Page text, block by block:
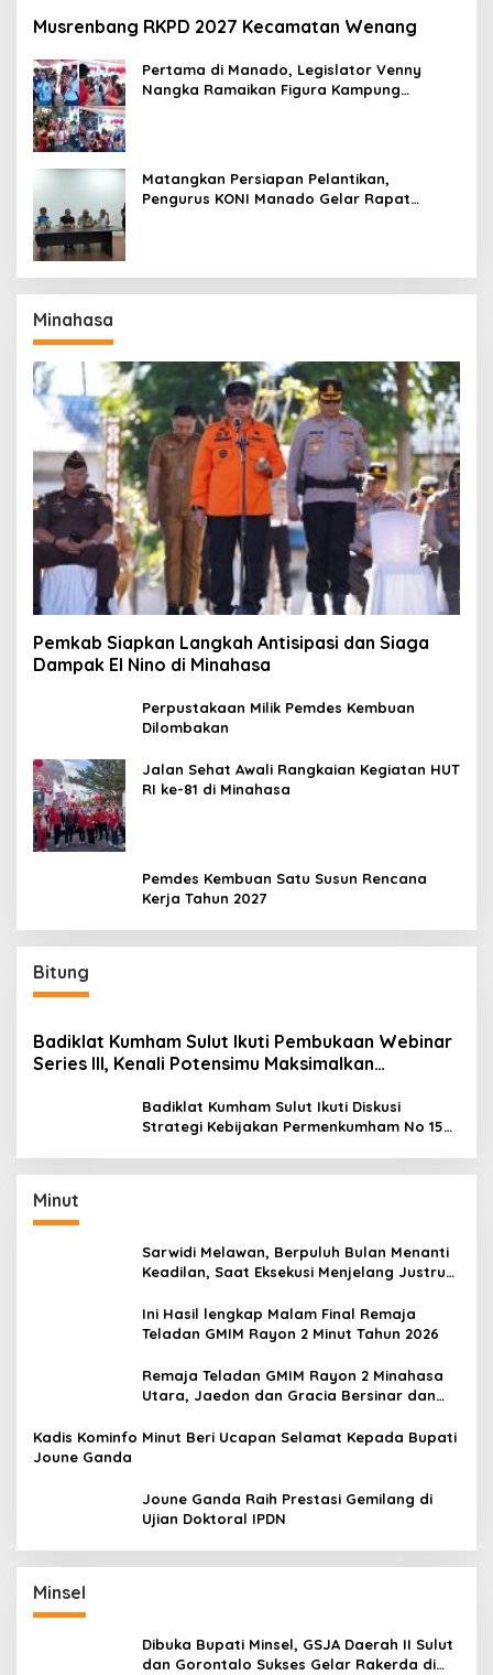
Musrenbang RKPD 2027 Kecamatan Wenang
Pertama di Manado, Legislator Venny
Nangka Ramaikan Figura Kampung
Matangkan Persiapan Pelantikan,
Pengurus KONI Manado Gelar Rapat
Minahasa
Pemkab Siapkan Langkah Antisipasi dan Siaga
Dampak El Nino di Minahasa
Perpustakaan Milik Pemdes Kembuan
Dilombakan
Jalan Sehat Awali Rangkaian Kegiatan HUT
RI ke-81 di Minahasa
Pemdes Kembuan Satu Susun Rencana
Kerja Tahun 2027
Bitung
Badiklat Kumham Sulut Ikuti Pembukaan Webinar
Series III, Kenali Potensimu Maksimalkan
Badiklat Kumham Sulut Ikuti Diskusi
Strategi Kebijakan Permenkumham No 15
Minut
Sarwidi Melawan, Berpuluh Bulan Menanti
Keadilan, Saat Eksekusi Menjelang Justru
Ini Hasil lengkap Malam Final Remaja
Teladan GMIM Rayon 2 Minut Tahun 2026
Remaja Teladan GMIM Rayon 2 Minahasa
Utara, Jaedon dan Gracia Bersinar dan
Kadis Kominfo Minut Beri Ucapan Selamat Kepada Bupati
Joune Ganda
Joune Ganda Raih Prestasi Gemilang di
Ujian Doktoral IPDN
Minsel
Dibuka Bupati Minsel, GSJA Daerah II Sulut
dan Gorontalo Sukses Gelar Rakerda di